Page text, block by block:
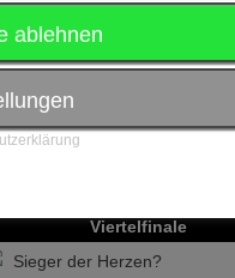
34 -
Viertelfinale
ablehnen